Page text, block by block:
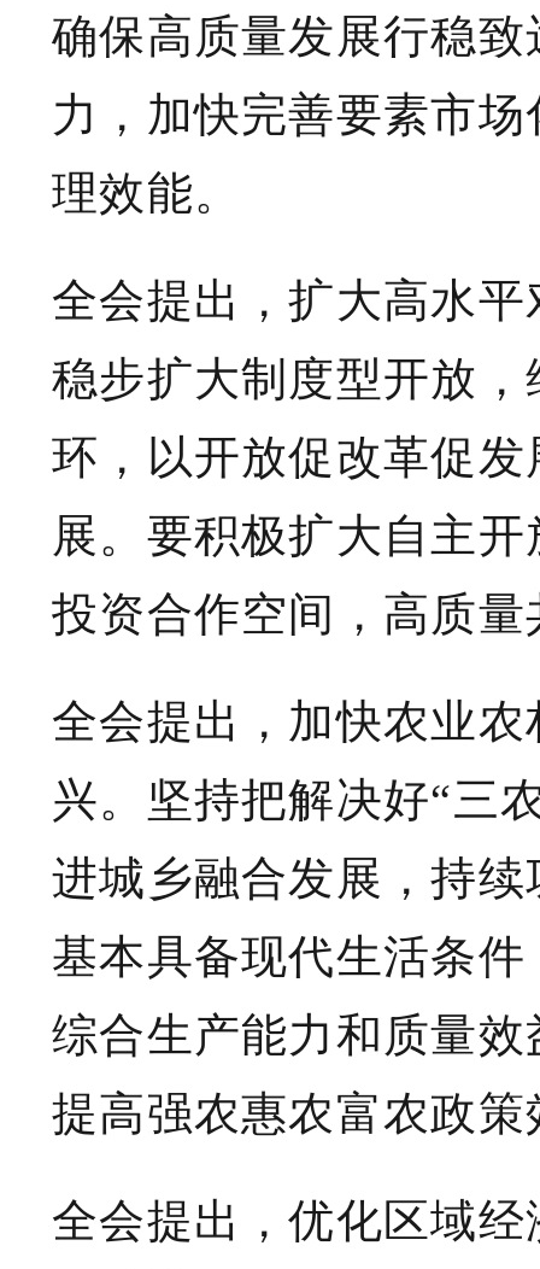
确保高质量发展行稳
力，加快完善要素市
理效能。
全会提出，扩大高水
稳步扩大制度型开放
环，以开放促改革促
展。要积极扩大自主
投资合作空间，高质量
全会提出，加快农业
兴。坚持把解决好“三
进城乡融合发展，持
基本具备现代生活条
综合生产能力和质量
提高强农惠农富农政策
全会提出，优化区域